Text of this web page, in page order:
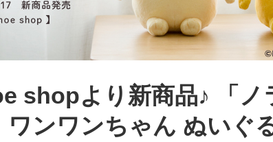
shopより新商品♪ 「ノ
ワンワンちゃん ぬいぐ